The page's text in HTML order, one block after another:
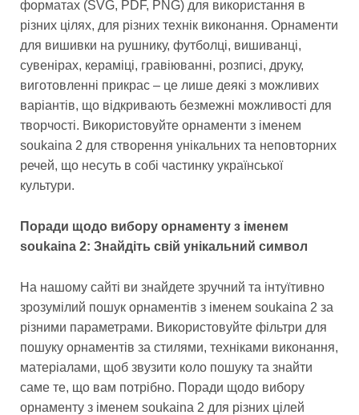
форматах (SVG, PDF, PNG) для використання в
різних цілях, для різних технік виконання. Орнаменти
для вишивки на рушнику, футболці, вишиванці,
сувенірах, кераміці, гравіюванні, розписі, друку,
виготовленні прикрас – це лише деякі з можливих
варіантів, що відкривають безмежні можливості для
творчості. Використовуйте орнаменти з іменем
soukaina 2 для створення унікальних та неповторних
речей, що несуть в собі частинку української
культури.
Поради щодо вибору орнаменту з іменем
soukaina 2: Знайдіть свій унікальний символ
На нашому сайті ви знайдете зручний та інтуїтивно
зрозумілий пошук орнаментів з іменем soukaina 2 за
різними параметрами. Використовуйте фільтри для
пошуку орнаментів за стилями, техніками виконання,
матеріалами, щоб звузити коло пошуку та знайти
саме те, що вам потрібно. Поради щодо вибору
орнаменту з іменем soukaina 2 для різних цілей